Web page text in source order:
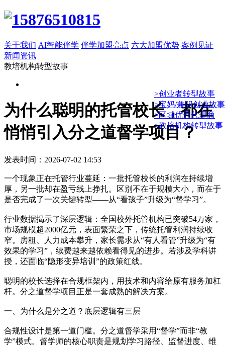
关于我们 AI智能伴学 伴学加盟亮点 六大加盟优势 案例见证
新闻资讯
教培机构转型故事
>创业者转型故事
>宝妈/兼职创业故事
>区域优秀代理商
>教培机构转型故事
为什么聪明的托管校长，都在
悄悄引入分之道督学项目？
发表时间：2026-07-02 14:53
一个现象正在托管行业蔓延：一批托管校长的利润在持续增
厚，另一批却在盈亏线上挣扎。区别不在于规模大小，而在于
是否完成了一次关键转型——从“看孩子”升级为“督学习”。
行业数据揭示了深层逻辑：全国校外托管机构已突破54万家，
市场规模超2000亿元，表面繁荣之下，传统托管利润持续收
窄。房租、人力成本攀升，家长需求从“有人看管”升级为“有
效果的学习”，续费越来越依赖看得见的进步。若涉及学科讲
授，还面临“隐形变异培训”的政策红线。
聪明的校长选择在合规框架内，用技术和内容给原有服务加杠
杆。分之道督学项目正是一套成熟的解决方案。
一、为什么是分之道？底层逻辑有三层
合规性设计是第一道门槛。分之道督学采用“督学”而非“教
学”模式。督学师的核心职责是规划学习路径、监督进度、维